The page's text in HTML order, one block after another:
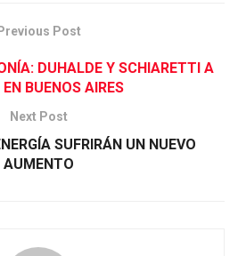
Previous Post
DUHALDE Y SCHIARETTI A
BUENOS AIRES
Next Post
SUFRIRÁN UN NUEVO
AUMENTO